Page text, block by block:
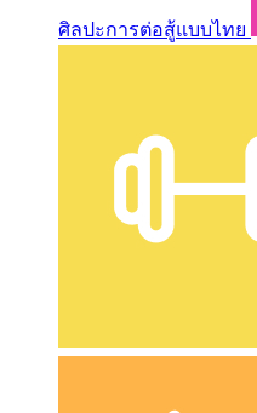
ศิลปะการต่อสู้แบบไทย